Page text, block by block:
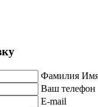
Фамилия
Ваш телефон
E-mail